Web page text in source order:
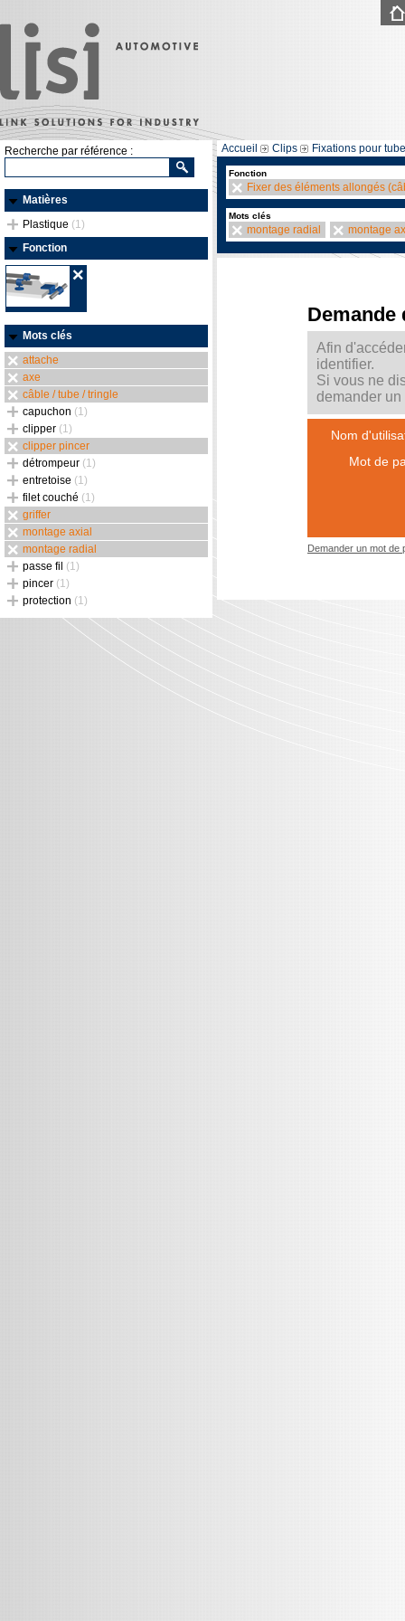
Recherche par référence :
Matières
Plastique (1)
Fonction
Mots clés
attache
axe
câble / tube / tringle
capuchon (1)
clipper (1)
clipper pincer
détrompeur (1)
entretoise (1)
filet couché (1)
griffer
montage axial
montage radial
passe fil (1)
pincer (1)
protection (1)
Accueil Clips Fixations pour
Fonction
Fixer des éléments allongés
Mots clés
montage radial montage
Demande
Afin
identifier.
Si vous ne
demander
Nom
Mot de
Demander un mot de